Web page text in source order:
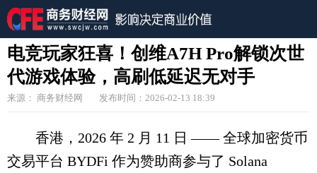
电竞玩家狂喜！创维A7H Pro解锁次世
代游戏体验，高刷低延迟无对手
来源： 商务财经网 发布时间：2026-02-13 18:39
香港，2026 年 2 月 11 日 —— 全球加密货币
交易平台 BYDFi 作为赞助商参与了 Solana